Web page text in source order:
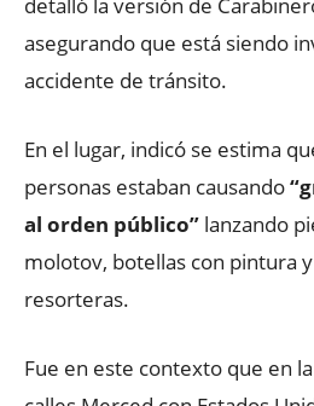
asegurando que está siendo
accidente de tránsito.
En el lugar, indicó se estima
personas estaban causando
al orden público” lanzando
molotov, botellas con pintura
resorteras.
Fue en este contexto que en